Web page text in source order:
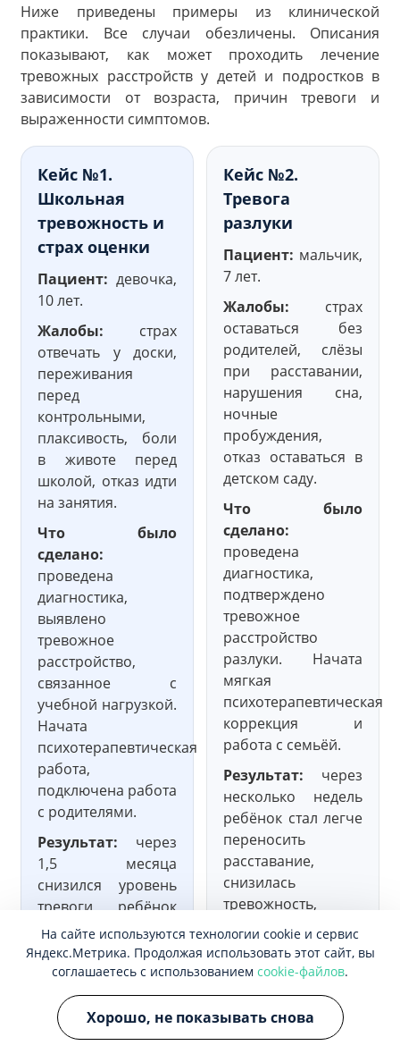
Ниже приведены примеры из клинической
практики. Все случаи обезличены. Описания
показывают, как может проходить лечение
тревожных расстройств у детей и подростков в
зависимости от возраста, причин тревоги и
выраженности симптомов.
Кейс №1.
Школьная
тревожность и
страх оценки
Пациент: девочка,
10 лет.
Жалобы: страх
отвечать у доски,
переживания
перед
контрольными,
плаксивость, боли
в животе перед
школой, отказ идти
на занятия.
Что было
сделано:
проведена
диагностика,
выявлено
тревожное
расстройство,
связанное с
учебной нагрузкой.
Начата
психотерапевтическая
работа,
подключена работа
с родителями.
Результат: через
1,5 месяца
снизился уровень
тревоги, ребёнок
стал спокойнее
посещать школу,
улучшилось
эмоциональное
состояние.
Кейс №2.
Тревога
разлуки
Пациент: мальчик,
7 лет.
Жалобы: страх
оставаться без
родителей, слёзы
при расставании,
нарушения сна,
ночные
пробуждения,
отказ оставаться в
детском саду.
Что было
сделано:
проведена
диагностика,
подтверждено
тревожное
расстройство
разлуки. Начата
мягкая
психотерапевтическая
коррекция и
работа с семьёй.
Результат: через
несколько недель
ребёнок стал легче
переносить
расставание,
снизилась
тревожность,
нормализовался
сон.
На сайте используются технологии cookie и сервис
Яндекс.Метрика. Продолжая использовать этот сайт, вы
соглашаетесь с использованием cookie-файлов.
Хорошо, не показывать снова